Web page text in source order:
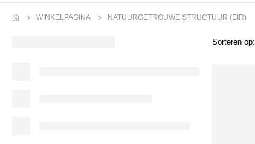
WINKELPAGINA NATUURGETROUWE STRUCTUUR (EIR)
Sorteren op: